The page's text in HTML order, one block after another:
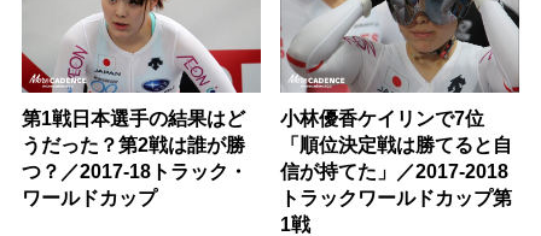
第1戦日本選手の結果はど
うだった？第2戦は誰が勝
つ？／2017-18トラック・
ワールドカップ
小林優香ケイリンで7位
「順位決定戦は勝てると自
信が持てた」／2017-2018
トラックワールドカップ第
1戦